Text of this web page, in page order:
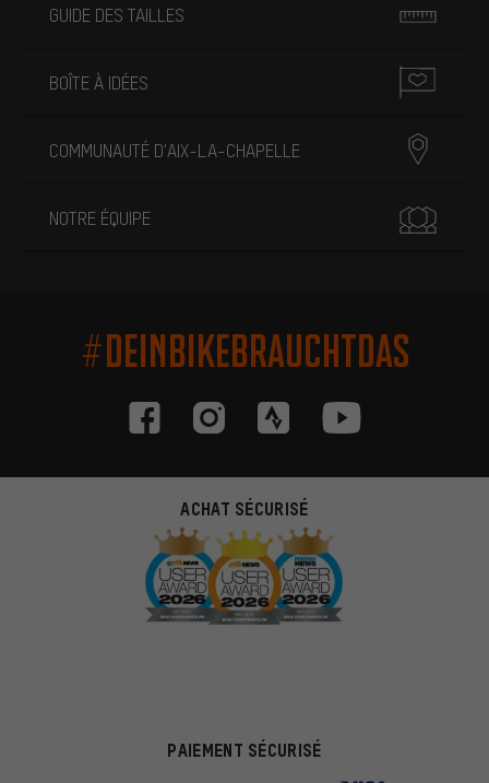
GUIDE DES TAILLES
BOÎTE À IDÉES
COMMUNAUTÉ D'AIX-LA-CHAPELLE
NOTRE ÉQUIPE
#DEINBIKEBRAUCHTDAS
ACHAT SÉCURISÉ
PAIEMENT SÉCURISÉ